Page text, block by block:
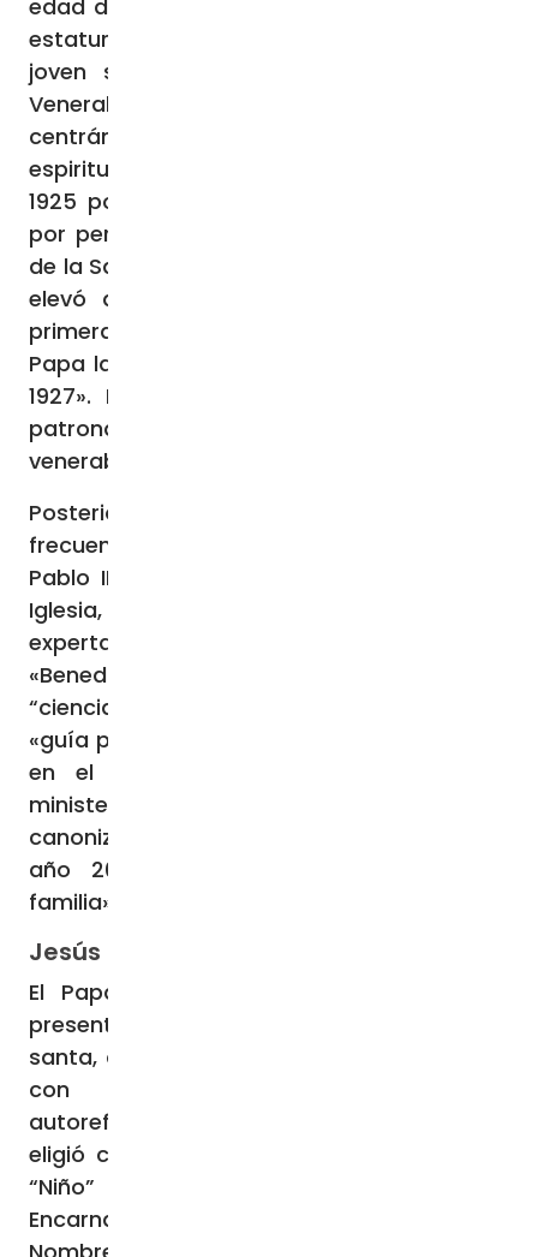
edad de 15 años. Pío X percibió su enorme
estatura espiritual, luego de la muerte de
joven santa. Y Benedicto XV la declara
Venerable en 1921, elogiando «sus virtudes
centrándolas en el “caminito” de la infancia
espiritual», fue canonizada el 17 de mayo de
1925 por Pío XI: «quien agradeció al Señor
por permitirle que Teresa del Niño Jesús y
de la Santa Faz fuera “la primera beata que
elevó a los honores de los altares y la
primera santa canonizada por él”. El mismo
Papa la declaró patrona de las Misiones en
1927». Luego fue proclamada una de las
patronas de Francia en 1944 por el
venerable Pío XII.
Posteriormente san Pablo VI recordaba con
frecuencia sus virtudes cristianas. San Juan
Pablo II en «1997 la declaró doctora de la
Iglesia, considerándola además «como
experta en la
«Benedicto XVI retomó el tema de su
“ciencia del amor”, proponiéndola como
«guía para todos, sobre todo para quienes,
en el pueblo de Dios, desempeñan el
ministerio de teólogos». Y el Papa Francisco
canonizó «a sus padres Luis y Celia en el
año 2015, durante el Sínodo sobre la
familia» (6).
Jesús para los demás
El Papa Francisco en el primer capítulo
presenta la experiencia cristiana en la
santa, desde su oración, vida mística, pero
con alma misionera y sin
autoreferencialidad: «En el nombre que ella
eligió como religiosa se destaca Jesús: el
“Niño” que manifiesta el misterio de la
Encarnación y la “Santa Faz”» (7), y «el